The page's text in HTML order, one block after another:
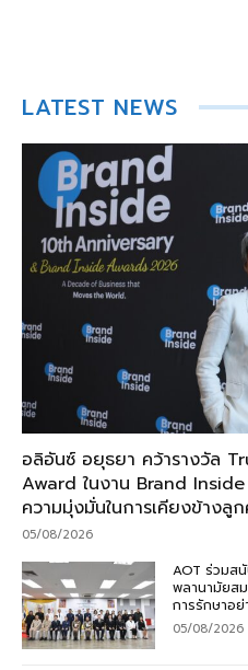
LATEST NEWS
อลิอันซ์ อยุธยา คว้ารางวัล
Award ในงาน Brand
ความมุ่งมั่นในการเคียงข้างลู
05/08/2026
AOT ร่วมส
พลานามัยส
การรักษาอย่
05/08/2026